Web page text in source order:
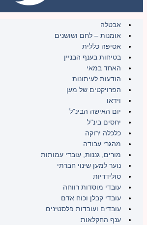
אבטלה
אומנות – לחם ושושנים
אסיפה כללית
בטיחות בענף הבניין
האחד במאי
הודעות לעיתונות
הפרויקטים של מען
וידאו
יום האישה הבינ"ל
יחסים בינ"ל
כלכלה ירוקה
מהגרי עבודה
מורים, גננות, עובדי עמותות
נוער למען שינוי חברתי
סולידריות
עובדי מוסדות רווחה
עובדי קבלן וכוח אדם
עובדים ועובדות פלסטינים
ענף החקלאות